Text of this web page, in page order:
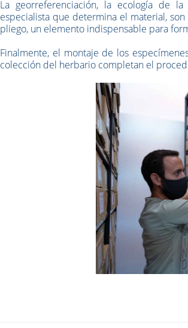
La georreferenciación, la ecología de
especialista que determina el material,
pliego, un elemento indispensable para
Finalmente, el montaje de los
colección del herbario completan el